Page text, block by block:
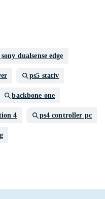
sony dualsense edge
ps5 stativ
backbone one
4 ps4 controller pc